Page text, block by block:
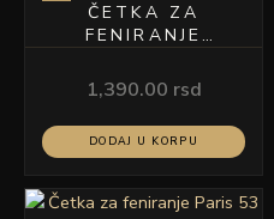
ČETKA ZA
FENIRANJE
1,390.00 rsd
DODAJ U KORPU